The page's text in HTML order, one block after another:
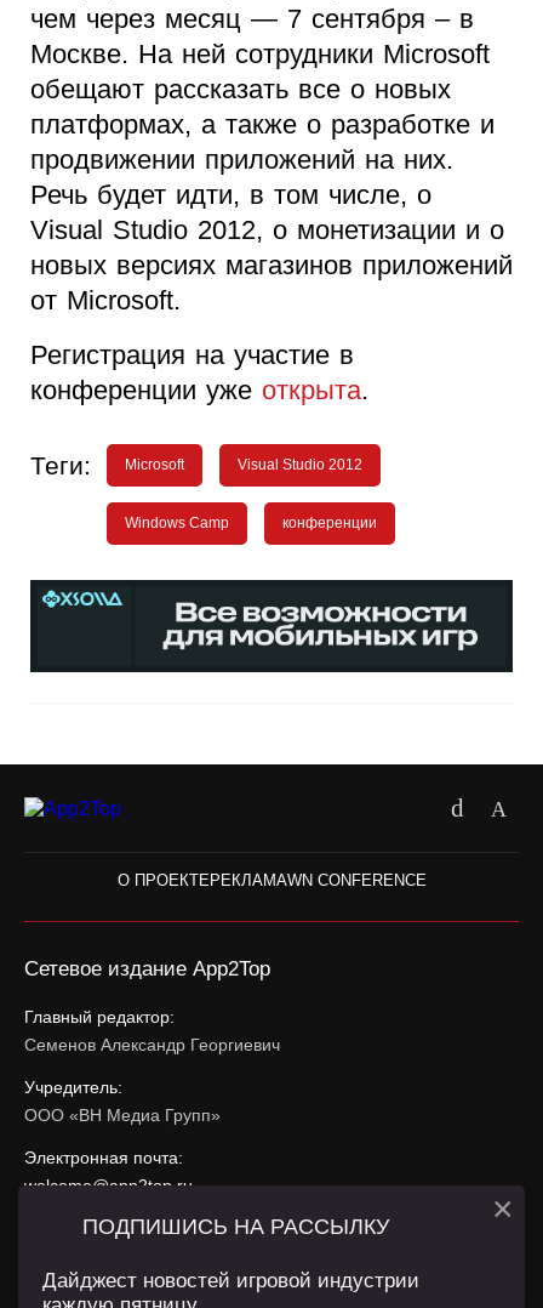
чем через месяц — 7 сентября – в
Москве. На ней сотрудники Microsoft
обещают рассказать все о новых
платформах, а также о разработке и
продвижении приложений на них.
Речь будет идти, в том числе, о
Visual Studio 2012, о монетизации и о
новых версиях магазинов приложений
от Microsoft.
Регистрация на участие в
конференции уже открыта.
Теги: Microsoft Visual Studio 2012
Windows Camp конференции
О ПРОЕКТЕРЕКЛАМАWN CONFERENCE
Сетевое издание App2Top
Главный редактор:
Семенов Александр Георгиевич
Учредитель:
ООО «ВН Медиа Групп»
Электронная почта:
welcome@app2top.ru
При использовании материалов активная ссылка на
ПОДПИШИСЬ НА РАССЫЛКУ
Дайджест новостей игровой индустрии
×